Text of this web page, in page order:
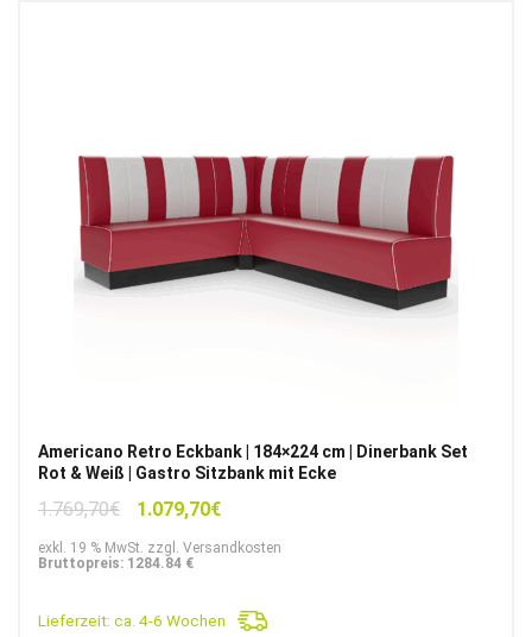
Americano Retro Eckbank | 184×224 cm | Dinerbank Set
Rot & Weiß | Gastro Sitzbank mit Ecke
1.769,70€
Ursprünglicher
war:
1.079,70€Aktueller
ist:
exkl. 19 % MwSt. zzgl. Versandkosten
Bruttopreis: 1284.84 €
Lieferzeit: ca. 4-6 Wochen